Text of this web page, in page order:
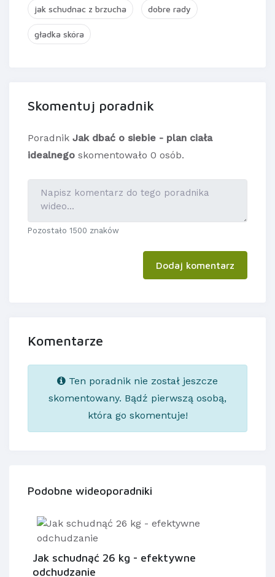
jak schudnac z brzucha dobre rady
gładka skóra
Skomentuj poradnik
Poradnik Jak dbać o siebie - plan ciała
idealnego skomentowało 0 osób.
Pozostało 1500 znaków
Dodaj komentarz
Komentarze
Ten poradnik nie został jeszcze
skomentowany. Bądź pierwszą osobą,
która go skomentuje!
Podobne wideoporadniki
Jak schudnąć 26 kg - efektywne
odchudzanie